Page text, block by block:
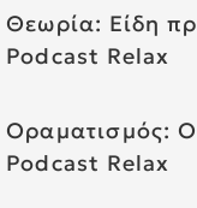
Θεωρία: Είδη
Podcast Relax
Οραματισμός: Ο
Podcast Relax